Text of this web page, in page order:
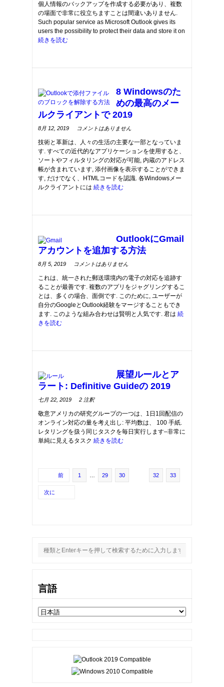
Transfer
Emails
from
Outlook
to
a
Flash
個人情報のバックアップを作成する必要があり、複数
の場面で非常に役立ちますことは間違いありません.
Such popular service as Microsoft Outlook gives its
users the possibility to protect their data and store it on
続きを読む
8 Windowsのた
めの最高のメー
ルクライアントで 2019
8月 12, 2019 コメントはありません
Windows
た
め
の
最
高
の
メ
技術と革新は、人々の生活の主要な一部となっていま
す. すべての近代的なアプリケーションを使用すると、
ソートやフィルタリングの対応が可能, 内蔵のアドレス
帳が含まれています, 添付画像を表示することができま
す, だけでなく、HTMLコードを認識. 各Windowsメー
ルクライアントには 続きを読む
OutlookにGmail
アカウントを追加する方法
8月 5, 2019 コメントはありません
add
Gmail
account
to
Outlook
これは、統一された郵送環境内の電子の対応を追跡す
ることが最善です. 複数のアプリをジャグリングするこ
とは、多くの場合、面倒です. このために, ユーザーが
自分のGoogleとOutlook経験をマージすることもでき
ます. このような組み合わせは賢明と人気です. 君は 続
きを読む
展望ルールとア
ラート: Definitive Guideの 2019
七月 22, 2019 2 注釈on
and
Alerts
Definitive
Guide
の
2019
敬意アメリカの研究グループの一つは、1日1回配信の
オンライン対応の量を考え出し: 平均数は、 100 手紙.
レタリングを扱う同じタスクを毎日実行します–非常に
単純に見えるタスク 続きを読む
前 1 29 30 32 33
次に
言語